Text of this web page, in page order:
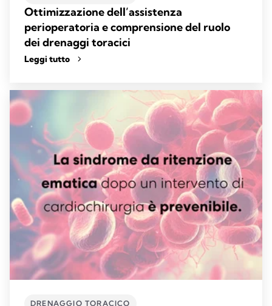
Ottimizzazione dell’assistenza
perioperatoria e comprensione del ruolo
dei drenaggi toracici
Leggi tutto
DRENAGGIO TORACICO